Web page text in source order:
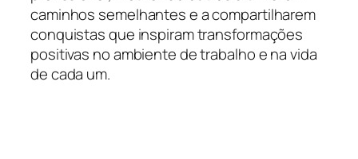
caminhos semelhantes e a compartilharem
conquistas que inspiram transformações
positivas no ambiente de trabalho e na vida
de cada um.